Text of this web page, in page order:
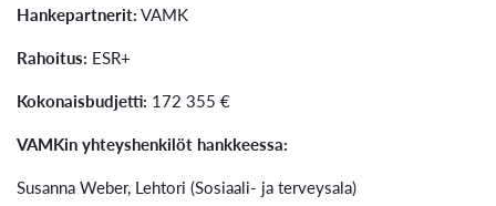
Hankepartnerit:VAMK
Rahoitus: ESR+
Kokonaisbudjetti: 172 355 €
VAMKin yhteyshenkilöt hankkeessa:
Susanna Weber, Lehtori (Sosiaali- ja terveysala)